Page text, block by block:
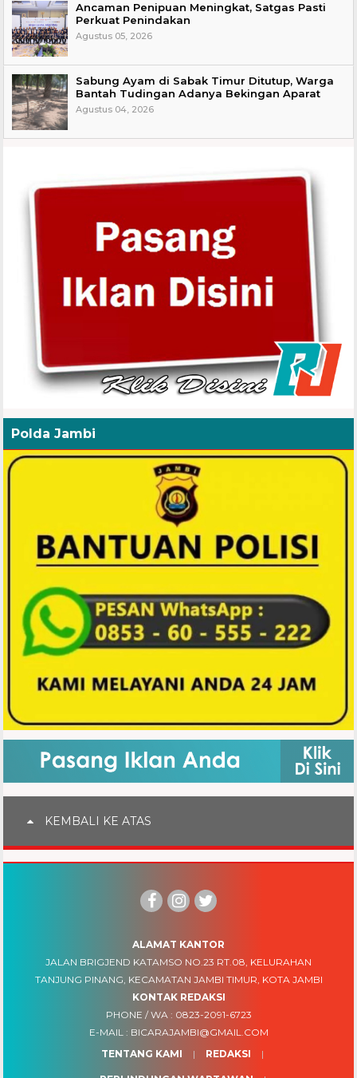
Ancaman Penipuan Meningkat, Satgas Pasti
Perkuat Penindakan
Agustus 05, 2026
Sabung Ayam di Sabak Timur Ditutup, Warga
Bantah Tudingan Adanya Bekingan Aparat
Agustus 04, 2026
Polda Jambi
KEMBALI KE ATAS
ALAMAT KANTOR
JALAN BRIGJEND KATAMSO NO.23 RT.08, KELURAHAN
TANJUNG PINANG, KECAMATAN JAMBI TIMUR, KOTA JAMBI
KONTAK REDAKSI
PHONE / WA : 0823-2091-6723
E-MAIL : BICARAJAMBI@GMAIL.COM
TENTANG KAMI
REDAKSI